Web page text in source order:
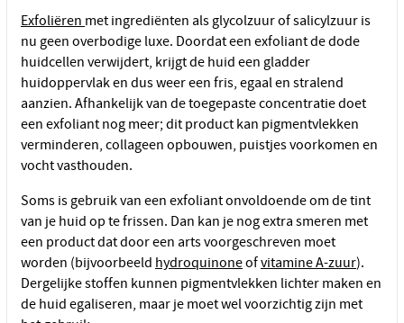
Exfoliëren met ingrediënten als glycolzuur of salicylzuur is
nu geen overbodige luxe. Doordat een exfoliant de dode
huidcellen verwijdert, krijgt de huid een gladder
huidoppervlak en dus weer een fris, egaal en stralend
aanzien. Afhankelijk van de toegepaste concentratie doet
een exfoliant nog meer; dit product kan pigmentvlekken
verminderen, collageen opbouwen, puistjes voorkomen en
vocht vasthouden.
Soms is gebruik van een exfoliant onvoldoende om de tint
van je huid op te frissen. Dan kan je nog extra smeren met
een product dat door een arts voorgeschreven moet
worden (bijvoorbeeld hydroquinoneofvitamine A-zuur).
Dergelijke stoffen kunnen pigmentvlekken lichter maken en
de huid egaliseren, maar je moet wel voorzichtig zijn met